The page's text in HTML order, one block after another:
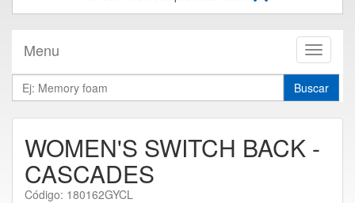
Toggle
Menu
Buscar
WOMEN'S SWITCH BACK -
CASCADES
Código: 180162GYCL